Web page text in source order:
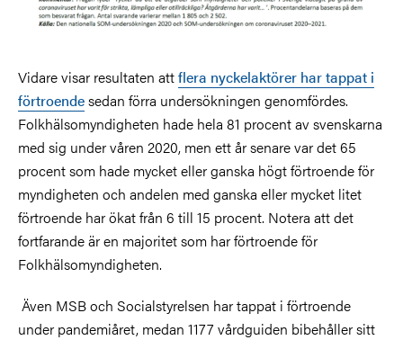
Vidare visar resultaten attflera nyckelaktörer har tappat i
förtroendesedan förra undersökningen genomfördes.
Folkhälsomyndigheten hade hela 81 procent av svenskarna
med sig under våren 2020, men ett år senare var det 65
procent som hade mycket eller ganska högt förtroende för
myndigheten och andelen med ganska eller mycket litet
förtroende har ökat från 6 till 15 procent. Notera att det
fortfarande är en majoritet som har förtroende för
Folkhälsomyndigheten.
Även MSB och Socialstyrelsen har tappat i förtroende
under pandemiåret, medan 1177 vårdguiden bibehåller sitt